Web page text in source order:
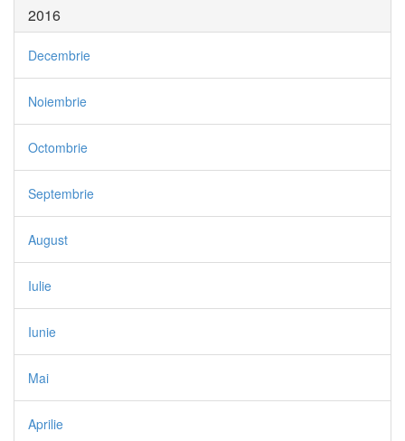
2016
Decembrie
Noiembrie
Octombrie
Septembrie
August
Iulie
Iunie
Mai
Aprilie